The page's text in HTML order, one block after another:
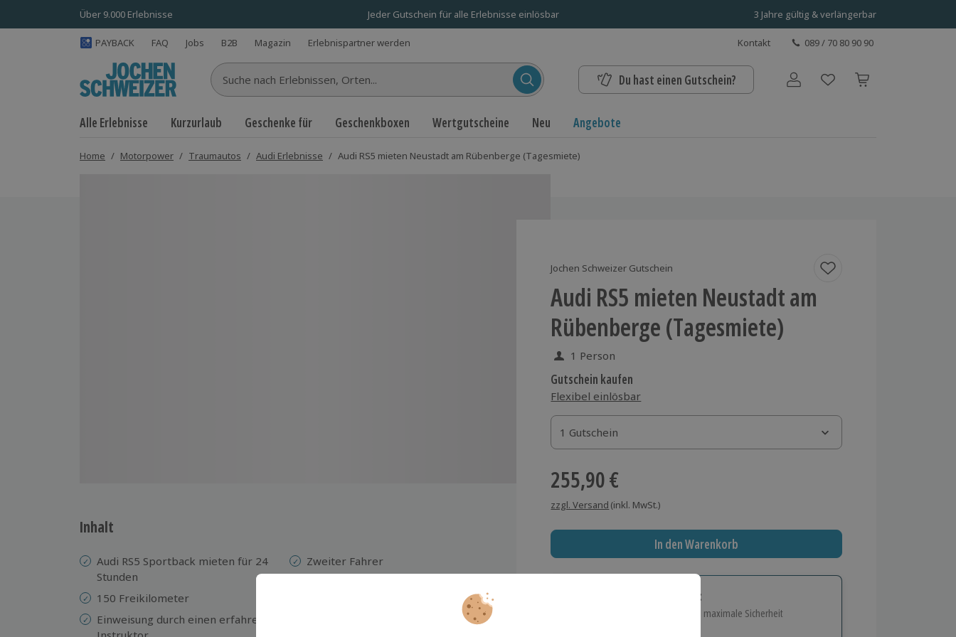
Über 9.000 Erlebnisse Jeder Gutschein für alle Erlebnisse einlösbar 3 Jahre gültig & verlängerbar
PAYBACK FAQ Jobs B2B Magazin Erlebnispartner werden Kontakt 089 / 70 80 90 90
Suche nach Erlebnissen... Du hast einen Gutschein? Benutzerkonto
Alle Erlebnisse Kurzurlaub Geschenke für Geschenkboxen Wertgutscheine Neu Angebote
Home / Motorpower / Traumautos / Audi Erlebnisse / Audi RS5 mieten Neustadt am Rübenberge (Tagesmiete)
Jochen Schweizer Gutschein
Audi RS5 mieten Neustadt am
Rübenberge (Tagesmiete)
1 Person
Gutschein kaufen
Flexibel einlösbar
1 Gutschein
1 Gutschein
1 Gutschein
255,90 €
zzgl. Versand (inkl. MwSt.)
In den Warenkorb
Immer das richtige Geschenk:
Große Auswahl, volle Flexibilität und maximale Sicherheit
Inhalt
Audi RS5 Sportback mieten für 24
Stunden
150 Freikilometer
Einweisung durch einen erfahrenen
Zweiter Fahrer